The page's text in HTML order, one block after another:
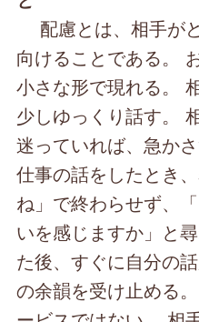
配慮とは、相手が
向けることである。
小さな形で現れる。
少しゆっくり話す。
迷っていれば、急か
仕事の話をしたとき
ね」で終わらせず、
いを感じますか」と
た後、すぐに自分の
の余韻を受け止める